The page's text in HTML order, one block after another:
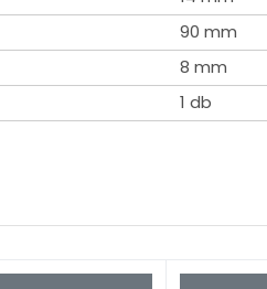
90 mm
8 mm
1 db